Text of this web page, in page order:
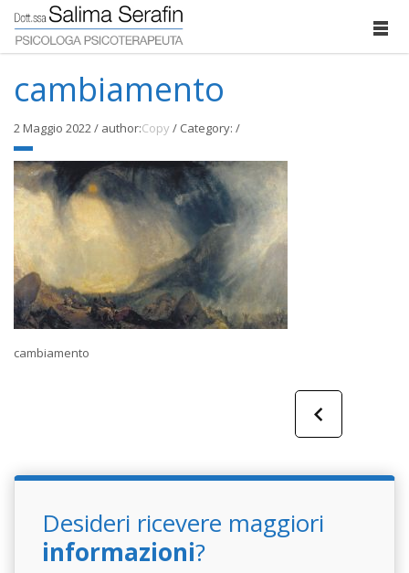
cambiamento
2 Maggio 2022/ author:Copy / Category: /
cambiamento
Desideri ricevere maggiori
informazioni?